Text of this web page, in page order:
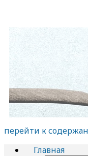
перейти к
Главная